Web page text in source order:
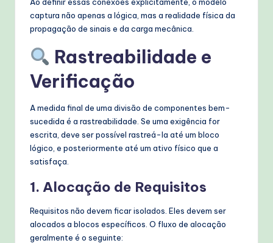
captura não apenas a lógica, mas a realidade física da
propagação de sinais e da carga mecânica.
Rastreabilidade e
Verificação
A medida final de uma divisão de componentes bem-
sucedida é a rastreabilidade. Se uma exigência for
escrita, deve ser possível rastreá-la até um bloco
lógico, e posteriormente até um ativo físico que a
satisfaça.
1. Alocação de Requisitos
Requisitos não devem ficar isolados. Eles devem ser
alocados a blocos específicos. O fluxo de alocação
geralmente é o seguinte: